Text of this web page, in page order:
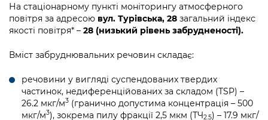
На стаціонарному пункті моніторингу атмосферного
повітря за адресою вул. Турівська, 28 загальний індекс
якості повітря* – 28 (низький рівень забрудненості).
Вміст забруднювальних речовин складає:
речовини у вигляді суспендованих твердих
частинок, недиференційованих за складом (TSP) –
26.2 мкг/м3 (гранично допустима концентрація – 500
мкг/м3), зокрема пилу фракції 2,5 мкм (ТЧ2.5) – 17.9 мкг/